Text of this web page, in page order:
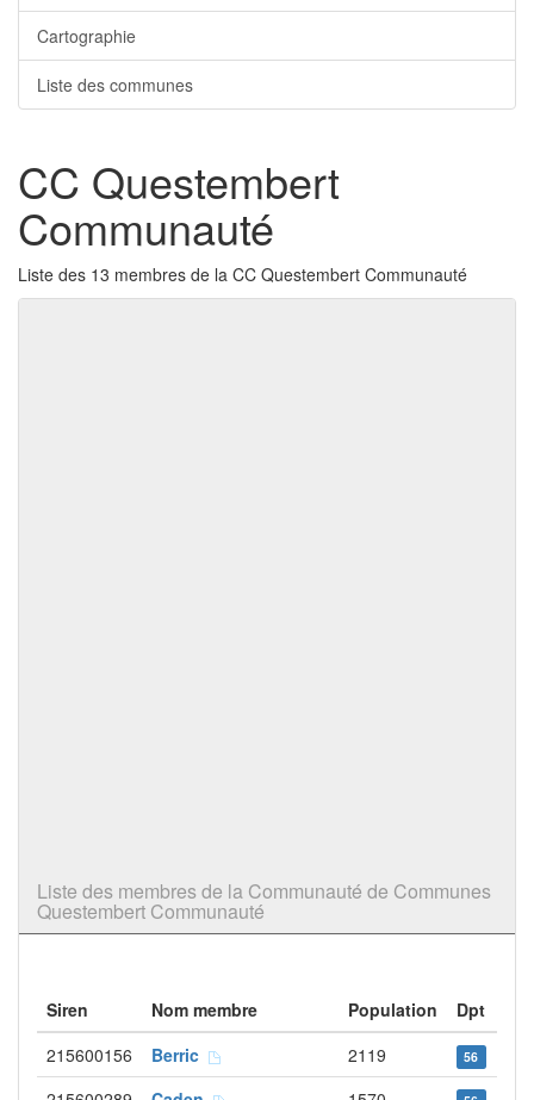
Cartographie
Liste des communes
CC Questembert
Communauté
Liste des 13 membres de la CC Questembert Communauté
Liste des membres de la Communauté de Communes
Questembert Communauté
Siren Nom membre Population
Dpt
215600156
Berric 2119 56